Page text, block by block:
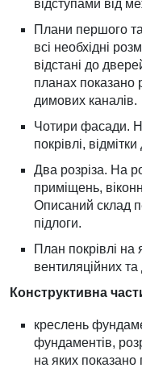
відступами від
Плани першого та
всі необхідні
відстані до
планах показано
димових каналів.
Чотири фасади.
покрівлі,
Два розріза. На
приміщень,
Описаний склад
підлоги.
План покрівлі
вентиляційних
Конструктивна
креслень
фундаментів,
на яких